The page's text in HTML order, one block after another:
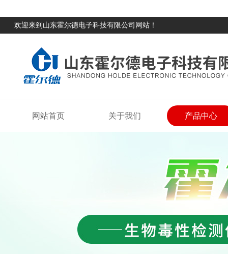
欢迎来到山东霍尔德电子科技有限公司网站！
网站首页 关于我们 产品中心